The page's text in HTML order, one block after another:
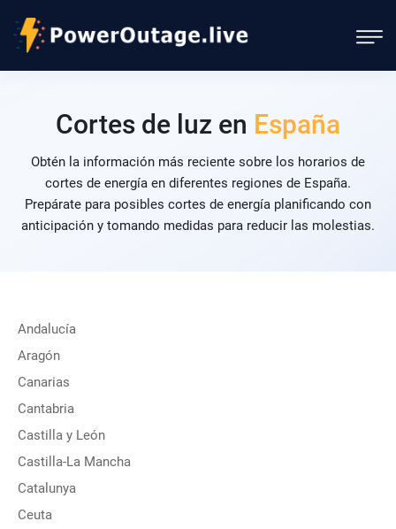
Cortes de luz en España
Obtén la información más reciente sobre los horarios de
cortes de energía en diferentes regiones de España.
Prepárate para posibles cortes de energía planificando con
anticipación y tomando medidas para reducir las molestias.
Andalucía
Aragón
Canarias
Cantabria
Castilla y León
Castilla-La Mancha
Catalunya
Ceuta